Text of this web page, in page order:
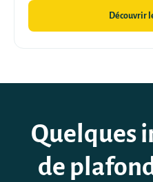
Découvrir
Quelques
de